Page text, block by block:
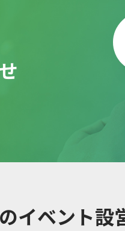
イベント設